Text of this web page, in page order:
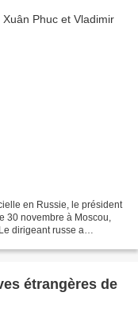
en Russie, le président
30 novembre à Moscou,
dirigeant russe a
étrangères de